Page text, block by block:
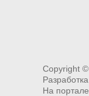
Copyright ©
На